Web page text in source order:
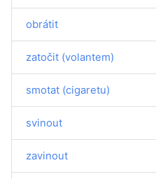
obrátit
zatočit (volantem)
smotat (cigaretu)
svinout
zavinout